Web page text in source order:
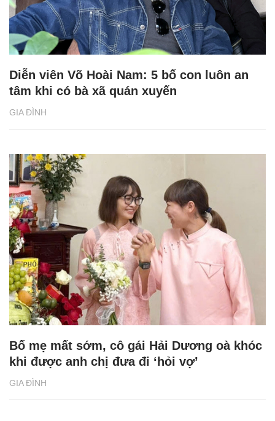
GIA ĐÌNH
Diễn viên Võ Hoài Nam: 5 bố con luôn an
tâm khi có bà xã quán xuyến
GIA ĐÌNH
Bố mẹ mất sớm, cô gái Hải Dương oà khóc
khi được anh chị đưa đi ‘hỏi vợ’